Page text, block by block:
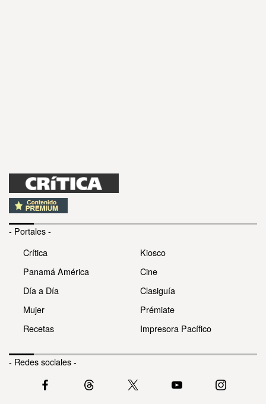
- Portales -
Crítica
Panamá América
Día a Día
Mujer
Recetas
Kiosco
Cine
Clasiguía
Prémiate
Impresora Pacífico
- Redes sociales -